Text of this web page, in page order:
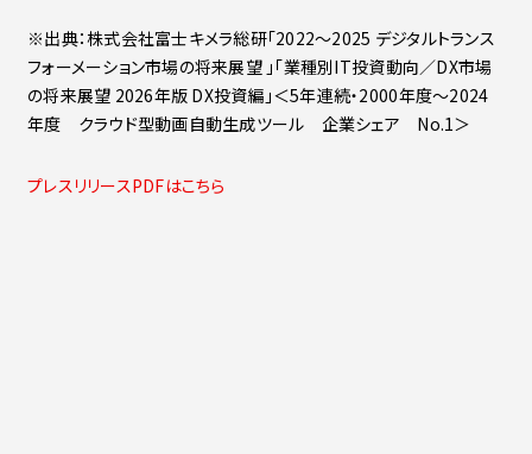
※出典：株式会社富士キメラ総研「2022～2025 デジタルトランス
フォーメーション市場の将来展望 」「業種別IT投資動向／DX市場
の将来展望 2026年版 DX投資編」＜5年連続・2000年度～2024
年度 クラウド型動画自動生成ツール 企業シェア No.1＞
プレスリリースPDFはこちら